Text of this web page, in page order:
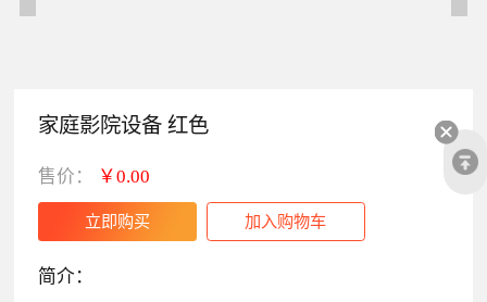
家庭影院设备 红色
售价： ￥0.00
简介：